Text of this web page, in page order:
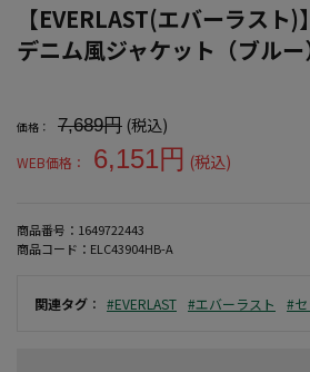
【EVERLAST(エバーラスト
デニム風ジャケット（ブルー
価格： 7,689円 (税込)
WEB価格： 6,151円 (税込)
商品番号： 1649722443
商品コード： ELC43904HB-A
関連タグ ： #EVERLAST #エバーラスト #